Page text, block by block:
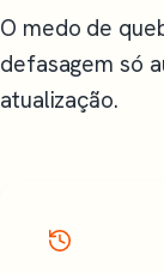
O medo de
defasagem só
atualização.